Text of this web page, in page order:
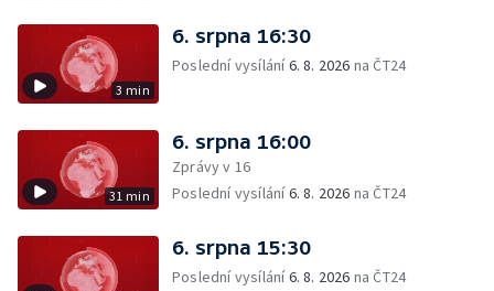
3 min
6. srpna 16:30
Poslední vysílání6. 8. 2026 na ČT24
31 min
6. srpna 16:00
Zprávy v 16
Poslední vysílání6. 8. 2026 na ČT24
6. srpna 15:30
Poslední vysílání6. 8. 2026 na ČT24